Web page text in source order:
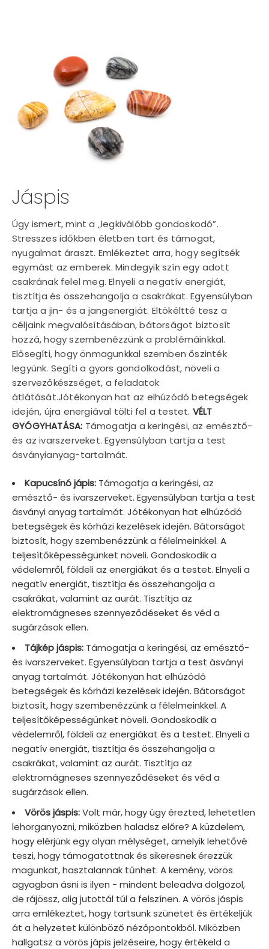
Jáspis
Úgy ismert, mint a „legkiválóbb gondoskodó”.
Stresszes időkben életben tart és támogat,
nyugalmat áraszt. Emlékeztet arra, hogy segítsék
egymást az emberek. Mindegyik szín egy adott
csakrának felel meg. Elnyeli a negatív energiát,
tisztítja és összehangolja a csakrákat. Egyensúlyban
tartja a jin- és a jangenergiát. Eltökéltté tesz a
céljaink megvalósításában, bátorságot biztosít
hozzá, hogy szembenézzünk a problémáinkkal.
Elősegíti, hogy önmagunkkal szemben őszinték
legyünk. Segíti a gyors gondolkodást, növeli a
szervezőkészséget, a feladatok
átlátását.Jótékonyan hat az elhúzódó betegségek
idején, újra energiával tölti fel a testet. VÉLT
GYÓGYHATÁSA: Támogatja a keringési, az emésztő-
és az ivarszerveket. Egyensúlyban tartja a test
ásványianyag-tartalmát.
Kapucsínó jápis: Támogatja a keringési, az
emésztő- és ivarszerveket. Egyensúlyban tartja a test
ásványi anyag tartalmát. Jótékonyan hat elhúzódó
betegségek és kórházi kezelések idején. Bátorságot
biztosít, hogy szembenézzünk a félelmeinkkel. A
teljesítőképességünket növeli. Gondoskodik a
védelemről, földeli az energiákat és a testet. Elnyeli a
negatív energiát, tisztítja és összehangolja a
csakrákat, valamint az aurát. Tisztítja az
elektromágneses szennyeződéseket és véd a
sugárzások ellen.
Tájkép jáspis: Támogatja a keringési, az emésztő-
és ivarszerveket. Egyensúlyban tartja a test ásványi
anyag tartalmát. Jótékonyan hat elhúzódó
betegségek és kórházi kezelések idején. Bátorságot
biztosít, hogy szembenézzünk a félelmeinkkel. A
teljesítőképességünket növeli. Gondoskodik a
védelemről, földeli az energiákat és a testet. Elnyeli a
negatív energiát, tisztítja és összehangolja a
csakrákat, valamint az aurát. Tisztítja az
elektromágneses szennyeződéseket és véd a
sugárzások ellen.
Vörös jáspis:Volt már, hogy úgy érezted, lehetetlen
lehorganyozni, miközben haladsz előre? A küzdelem,
hogy elérjünk egy olyan mélységet, amelyik lehetővé
teszi, hogy támogatottnak és sikeresnek érezzük
magunkat, hasztalannak tűnhet. A kemény, vörös
agyagban ásni is ilyen - mindent beleadva dolgozol,
de rájössz, alig jutottál túl a felszínen. A vörös jáspis
arra emlékeztet, hogy tartsunk szünetet és értékeljük
át a helyzetet különböző nézőpontokból. Miközben
hallgatsz a vörös jápis jelzéseire, hogy értékeld a